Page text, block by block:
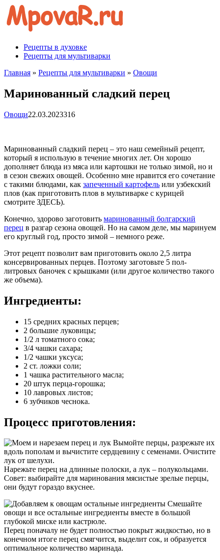
Перейти
контенту
Рецепты в духовке
Рецепты для мультиварки
Главная » Рецепты для мультиварки » Овощи
Маринованный сладкий перец
Овощи22.03.2023316
Маринованный сладкий перец – это наш семейный рецепт,
который я использую в течение многих лет. Он хорошо
дополняет блюда из мяса или картошки не только зимой, но и
в сезон свежих овощей. Особенно мне нравится его сочетание
с такими блюдами, как запеченный картофель или узбекский
плов (как приготовить плов в мультиварке с курицей
смотрите ЗДЕСЬ).
Конечно, здорово заготовить маринованный болгарский
перец в разгар сезона овощей. Но на самом деле, мы маринуем
его круглый год, просто зимой – немного реже.
Этот рецепт позволит вам приготовить около 2,5 литра
консервированных перцев. Поэтому заготовьте 5 пол-
литровых баночек с крышками (или другое количество такого
же объема).
Ингредиенты:
15 средних красных перцев;
2 большие луковицы;
1/2 л томатного сока;
3/4 чашки сахара;
1/2 чашки уксуса;
2 ст. ложки соли;
1 чашка растительного масла;
20 штук перца-горошка;
10 лавровых листов;
6 зубчиков чеснока.
Процесс приготовления:
Вымойте перцы, разрежьте их
вдоль пополам и вычистите сердцевину с семенами. Очистите
лук от шелухи.
Нарежьте перец на длинные полоски, а лук – полукольцами.
Совет: выбирайте для маринования мясистые зрелые перцы,
они будут гораздо вкуснее.
Смешайте
овощи и все остальные ингредиенты вместе в большой
глубокой миске или кастрюле.
Перец поначалу не будет полностью покрыт жидкостью, но в
конечном итоге перец смягчится, выделит сок, и образуется
оптимальное количество маринада.